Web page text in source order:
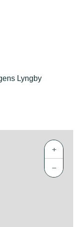
Lyngby
+
−